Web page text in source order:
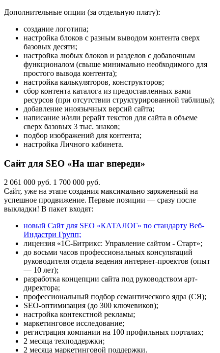
Дополнительные опции (за отдельную плату):
создание логотипа;
настройка блоков с разным выводом контента сверх
базовых десяти;
настройка любых блоков и разделов с добавочным
функционалом (свыше минимально необходимого для
простого вывода контента);
настройка калькуляторов, конструкторов;
сбор контента каталога из предоставленных вами
ресурсов (при отсутствии структурированной таблицы);
добавление иноязычных версий сайта;
написание и/или рерайт текстов для сайта в объеме
сверх базовых 3 тыс. знаков;
подбор изображений для контента;
настройка Личного кабинета.
Сайт для SEO «На шаг впереди»
2 061 000 руб. 1 700 000 руб.
Сайт, уже на этапе создания максимально заряженный на
успешное продвижение. Первые позиции — сразу после
выкладки! В пакет входят:
новый Сайт для SEO «КАТАЛОГ» по стандарту Веб-
Индастри Групп;
лицензия «1С-Битрикс: Управление сайтом - Старт»;
до восьми часов профессиональных консультаций
руководителя отдела ведения интернет-проектов (опыт
— 10 лет);
разработка концепции сайта под руководством арт-
директора;
профессиональный подбор семантического ядра (СЯ);
SEO-оптимизация (до 300 ключевиков);
настройка контекстной рекламы;
маркетинговое исследование;
регистрация компании на 100 профильных порталах;
2 месяца техподдержки;
2 месяца маркетинговой поддержки.